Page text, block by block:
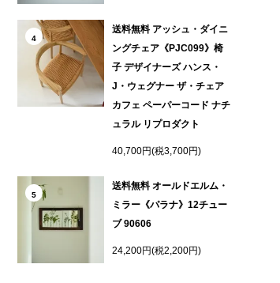
4
送料無料 アッシュ・ダイニ
ングチェア《PJC099》椅
子 デザイナーズ ハンス・
J・ウェグナー ザ・チェア
カフェ ペーパーコード ナチ
ュラル リプロダクト
40,700円(税3,700円)
5
送料無料 オールドエルム・
ミラー《パラナ》12チュー
ブ 90606
24,200円(税2,200円)